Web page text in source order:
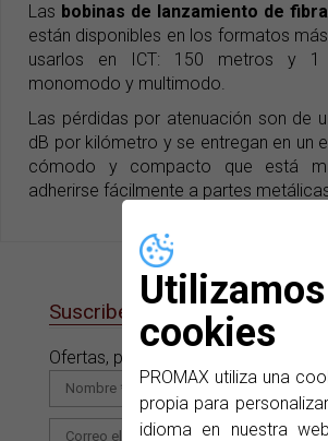
Utilizamos
cookies
PROMAX utiliza una
propia para
idioma en nuestra
Las bobinas de lanzamiento de
están disponibles en los formatos
usarlos en ICT: 150 metros y
monomodo y multimodo.
Las pérdidas por atenuación son de
dB por kilómetro y se entregan en un
cómodo y compacto que está
adherirse fácilmente a partes
Suscribete a nuestras e-News
Ofertas, promociones y novedades